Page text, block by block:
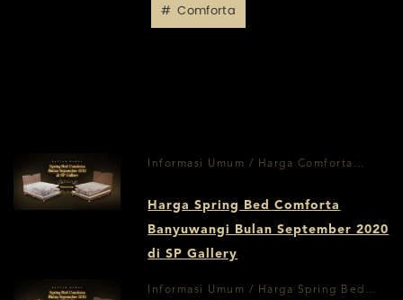
Comforta
Informasi Umum / Harga Comforta
Harga Spring Bed Comforta
Banyuwangi Bulan September 2020
di SP Gallery
Informasi Umum / Harga Spring Bed